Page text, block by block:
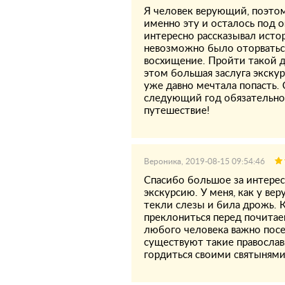
Я человек верующий,
именно эту и осталось под
интересно рассказывал
невозможно было
восхищение. Пройти такой
этом большая заслуга
уже давно мечтала попасть.
следующий год
путешествие!
Вероника, 2019-08-15 09:54:46
Спасибо большое за
экскурсию. У меня, как у
текли слезы и била дрожь.
преклониться перед
любого человека важно
существуют такие
гордиться своими святынями.